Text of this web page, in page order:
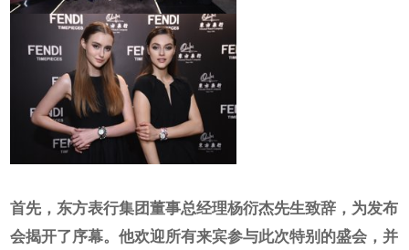
首先，东方表行集团董事总经理杨衍杰先生致辞，为发布
会揭开了序幕。他欢迎所有来宾参与此次特别的盛会，并